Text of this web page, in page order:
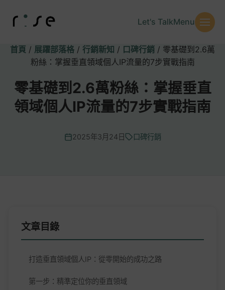
Let's TalkMenu
首頁 / 展躍部落格 / 行銷新知 / 口碑行銷 / 零基礎到2.6萬
粉絲：掌握垂直領域個人IP流量的7步實戰指南
零基礎到2.6萬粉絲：掌握垂直
領域個人IP流量的7步實戰指南
2025年3月24日 口碑行銷
文章目錄
打造垂直領域個人IP：從零開始的成功之路
第一步：精準定位你的垂直領域